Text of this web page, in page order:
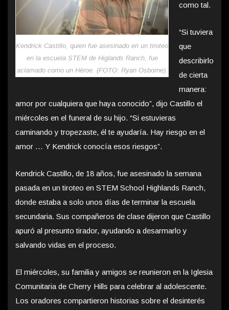
Kendrick Castillo, quien fue asesinado en un tiroteo
en la escuela STEM de Higlands Ranch, fue
aclamado como un Héroe. (FOTO: Ryan Osborne).
como tal.
“Si tuviera
que
describirlo
de cierta
manera:
amor por cualquiera que haya conocido”, dijo Castillo el
miércoles en el funeral de su hijo. “Si estuvieras
caminando y tropezaste, él te ayudaría. Hay riesgo en el
amor … Y Kendrick conocía esos riesgos”.
Kendrick Castillo, de 18 años, fue asesinado la semana
pasada en un tiroteo en STEM School Highlands Ranch,
donde estaba a solo unos días de terminar la escuela
secundaria. Sus compañeros de clase dijeron que Castillo
apuró al presunto tirador, ayudando a desarmarlo y
salvando vidas en el proceso.
El miércoles, su familia y amigos se reunieron en la Iglesia
Comunitaria de Cherry Hills para celebrar al adolescente.
Los oradores compartieron historias sobre el desinterés